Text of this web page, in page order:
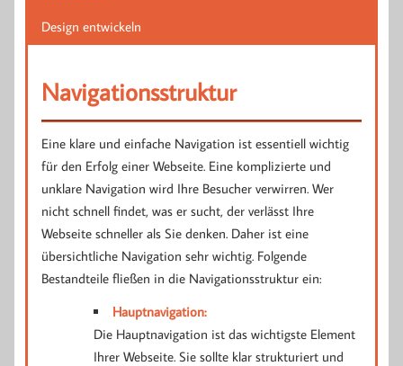
Design entwickeln
Navigationsstruktur
Eine klare und einfache Navigation ist essentiell wichtig
für den Erfolg einer Webseite. Eine komplizierte und
unklare Navigation wird Ihre Besucher verwirren. Wer
nicht schnell findet, was er sucht, der verlässt Ihre
Webseite schneller als Sie denken. Daher ist eine
übersichtliche Navigation sehr wichtig. Folgende
Bestandteile fließen in die Navigationsstruktur ein:
Hauptnavigation:
Die Hauptnavigation ist das wichtigste Element
Ihrer Webseite. Sie sollte klar strukturiert und